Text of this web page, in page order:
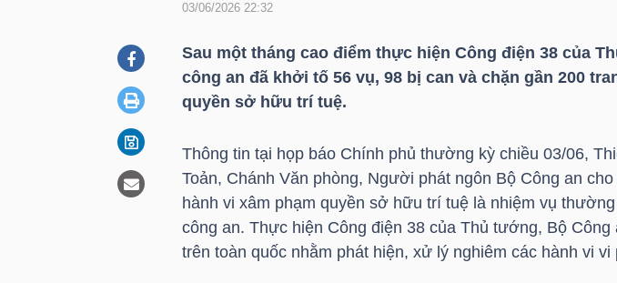
03/06/2026 22:32
Sau một tháng cao điểm thực hiện Công điện 38 của
công an đã khởi tố 56 vụ, 98 bị can và chặn gần 200
quyền sở hữu trí tuệ.
Thông tin tại họp báo Chính phủ thường kỳ chiều 03/06,
Toản, Chánh Văn phòng, Người phát ngôn Bộ Công an
hành vi xâm phạm quyền sở hữu trí tuệ là nhiệm vụ
công an. Thực hiện Công điện 38 của Thủ tướng, Bộ
trên toàn quốc nhằm phát hiện, xử lý nghiêm các hành vi vi